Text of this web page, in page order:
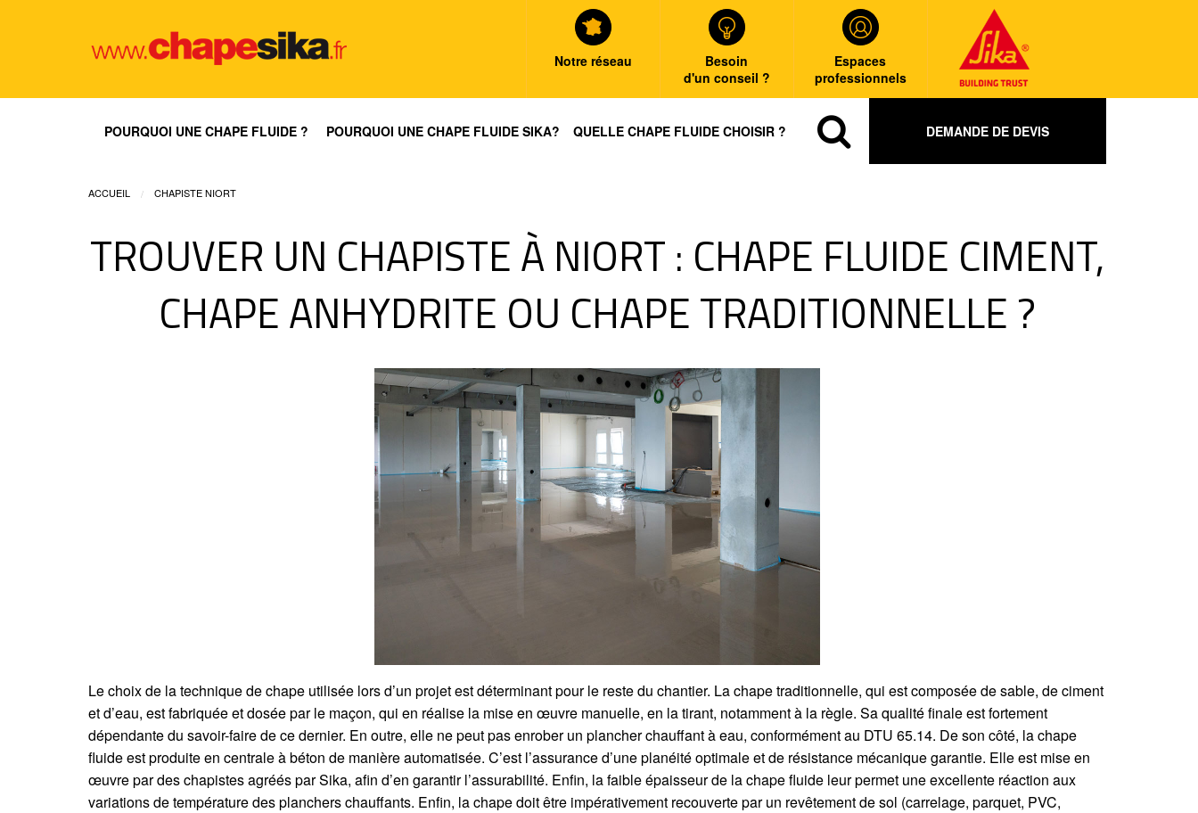
Notre réseau
Besoin
d'un conseil ?
Espaces
professionnels
POURQUOI UNE CHAPE FLUIDE ? POURQUOI UNE CHAPE FLUIDE SIKA? QUELLE CHAPE FLUIDE CHOISIR ? DEMANDE DE DEVIS
ACCUEIL CHAPISTE NIORT
TROUVER UN CHAPISTE À NIORT : CHAPE FLUIDE CIMENT,
CHAPE ANHYDRITE OU CHAPE TRADITIONNELLE ?
Le choix de la technique de chape utilisée lors d’un projet est déterminant pour le reste du chantier. La chape traditionnelle, qui est composée de sable, de ciment
et d’eau, est fabriquée et dosée par le maçon, qui en réalise la mise en œuvre manuelle, en la tirant, notamment à la règle. Sa qualité finale est fortement
dépendante du savoir-faire de ce dernier. En outre, elle ne peut pas enrober un plancher chauffant à eau, conformément au DTU 65.14. De son côté, la chape
fluide est produite en centrale à béton de manière automatisée. C’est l’assurance d’une planéité optimale et de résistance mécanique garantie. Elle est mise en
œuvre par des chapistes agréés par Sika, afin d’en garantir l’assurabilité. Enfin, la faible épaisseur de la chape fluide leur permet une excellente réaction aux
variations de température des planchers chauffants. Enfin, la chape doit être impérativement recouverte par un revêtement de sol (carrelage, parquet, PVC,